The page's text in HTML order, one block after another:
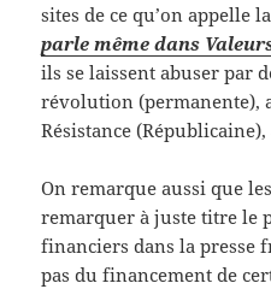
sites de ce qu’on appelle la
parle même dans
ils se laissent abuser par
révolution (permanente),
Résistance
On remarque aussi que
remarquer à juste titre le
financiers dans la presse
pas du financement de